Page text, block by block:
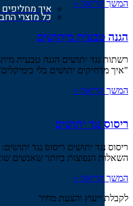
איך
כל מוצרי
המשך קריאה »
הגנה טבעית מיתושים
רשתות נגד יתושים הגנה טבעית
"איך מרחיקים יתושים בלי
המשך קריאה »
ריסוס נגד יתושים
ריסוס נגד יתושים ריסוס נגד
השאלות הנפוצות ביותר שאנשים
המשך קריאה »
לקבלת ייעוץ והצעת מחיר